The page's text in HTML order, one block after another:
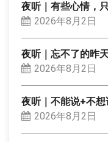
夜听｜有些心情，
2026年8月2日
夜听｜忘不了的昨
2026年8月2日
夜听｜不能说+不
2026年8月2日